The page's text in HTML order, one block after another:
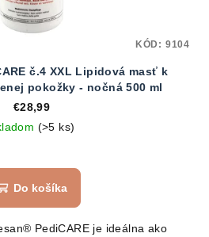
masť k
pokožky - nočná 500 ml
€28,99
(>5 ks)
Do košíka
PediCARE je ideálna ako
KÓD: 9104